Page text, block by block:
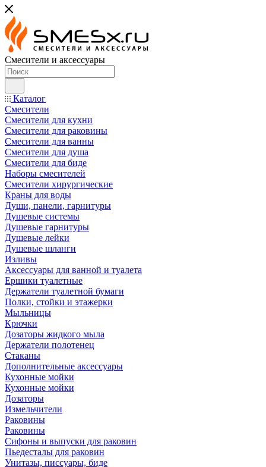
Смесители и аксессуары
Каталог
Смесители
Смесители для кухни
Смесители для раковины
Смесители для ванны
Смесители для душа
Смесители для биде
Наборы смесителей
Смесители хирургические
Краны для воды
Души, панели, гарнитуры
Душевые системы
Душевые гарнитуры
Душевые лейки
Душевые шланги
Изливы
Аксессуары для ванной и туалета
Ершики туалетные
Держатели туалетной бумаги
Полки, стойки и этажерки
Мыльницы
Крючки
Дозаторы жидкого мыла
Держатели полотенец
Стаканы
Дополнительные аксессуары
Кухонные мойки
Кухонные мойки
Дозаторы
Измельчители
Раковины
Раковины
Сифоны и выпуски для раковин
Пьедесталы для раковин
Унитазы, писсуары, биде